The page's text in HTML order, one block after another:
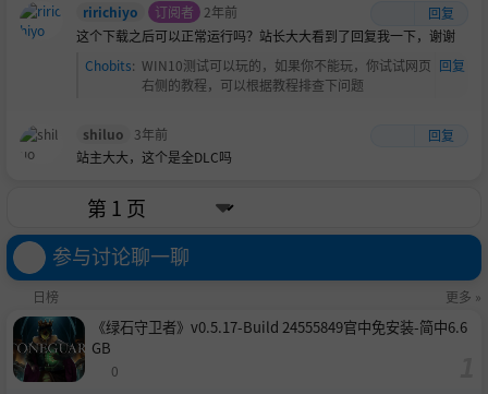
ririchiyo 订阅者 2年前
回复
这个下载之后可以正常运行吗？站长大大看到了回复我一下，谢谢
Chobits: WIN10测试可以玩的，如果你不能玩，你试试网页
右侧的教程，可以根据教程排查下问题
回复
shiluo 3年前
回复
站主大大，这个是全DLC吗
参与讨论聊一聊
日榜 更多 »
《绿石守卫者》v0.5.17-Build 24555849官中免安装-简中6.6
GB
0